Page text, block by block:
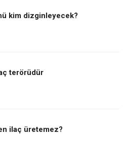
kim dizginleyecek?
terörüdür
ilaç üretemez?